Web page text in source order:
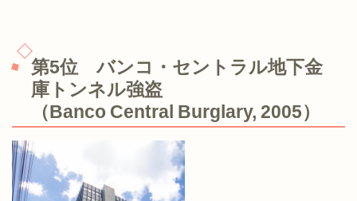
第5位 バンコ・セントラル地下金
庫トンネル強盗
（Banco Central Burglary, 2005）